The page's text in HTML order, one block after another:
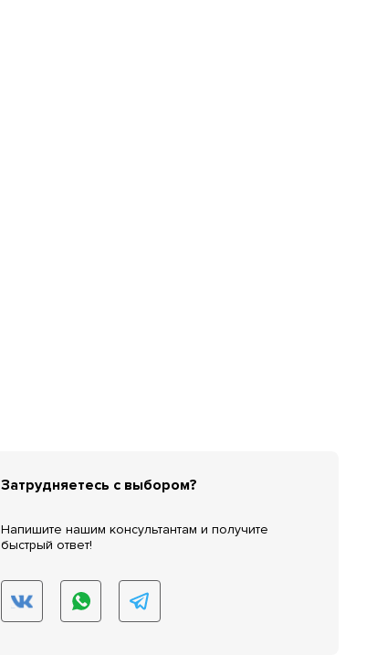
Затрудняетесь с выбором?
Напишите нашим консультантам и получите
быстрый ответ!